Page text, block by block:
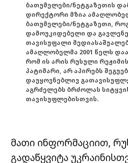
ბათუმელები/ნეტგაზეთის
დირექტორი მზია
ბათუმელები/ნეტგაზეთი,
დამოუკიდებელი და
თავისუფალი
ამაღლობელმა 2001 წელს
რომ ის არის რუსული
პატიმარი, არ აპირებს
დაუყოვნებლივ
აგრძელებს ბრძოლას
თავისუფლებისთვის.
მათი ინფორმაციით,
გადაწყვიტა